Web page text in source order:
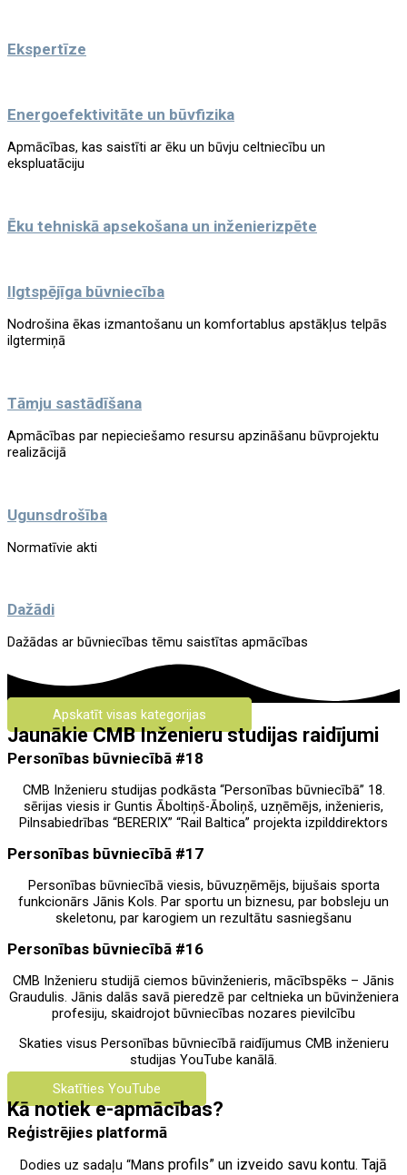
Ekspertīze
Energoefektivitāte un būvfizika
Apmācības, kas saistīti ar ēku un būvju celtniecību un
ekspluatāciju
Ēku tehniskā apsekošana un inženierizpēte
Ilgtspējīga būvniecība
Nodrošina ēkas izmantošanu un komfortablus apstākļus telpās
ilgtermiņā
Tāmju sastādīšana
Apmācības par nepieciešamo resursu apzināšanu būvprojektu
realizācijā
Ugunsdrošība
Normatīvie akti
Dažādi
Dažādas ar būvniecības tēmu saistītas apmācības
Apskatīt visas kategorijas
Jaunākie CMB Inženieru studijas raidījumi
Personības būvniecībā #18
CMB Inženieru studijas podkāsta “Personības būvniecībā” 18.
sērijas viesis ir Guntis Āboltiņš-Āboliņš, uzņēmējs, inženieris,
Pilnsabiedrības “BERERIX” “Rail Baltica” projekta izpilddirektors
Personības būvniecībā #17
Personības būvniecībā viesis, būvuzņēmējs, bijušais sporta
funkcionārs Jānis Kols. Par sportu un biznesu, par bobsleju un
skeletonu, par karogiem un rezultātu sasniegšanu
Personības būvniecībā #16
CMB Inženieru studijā ciemos būvinženieris, mācībspēks – Jānis
Graudulis. Jānis dalās savā pieredzē par celtnieka un būvinženiera
profesiju, skaidrojot būvniecības nozares pievilcību
Skaties visus Personības būvniecībā raidījumus CMB inženieru
studijas YouTube kanālā.
Skatīties YouTube
Kā notiek e-apmācības?
Reģistrējies platformā
Dodies uz sadaļu “Mans profils” un izveido savu kontu. Tajā